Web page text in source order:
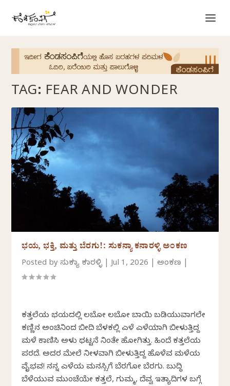
TAG: FEAR AND WONDER
ಭಯ, ಭಕ್ತಿ, ಮತ್ತು ಬೆರಗು!: ಸುಕನ್ಯಾ ಕನಾರಳ್ಳಿ ಅಂಕಣ
Posted byಸುಕನ್ಯಾ ಕನಾರಳ್ಳಿ |Jul 1, 2026 |ಅಂಕಣ
ಕತ್ತಲೆಯ ಭಯದಲ್ಲಿ ಲಬೋ ಲಬೋ ಬಾಯಿ ಬಡಿಯುವಾಗಲೇ
ಕಣ್ಣಿನ ಅಂಚಿನಿಂದ ಬೀದಿ ಬೆಳಕಲ್ಲಿ ಎಳೆ ಎಳೆಯಾಗಿ ಬೀಳುತ್ತಿದ್ದ
ಮಳೆ ಕಾಣಿಸಿ ಅಳು ಥಟ್ಟನೆ ನಿಂತೇ ಹೋಗಿತ್ತು. ಹಿಂದೆ ಕತ್ತಲೆಯ
ಪರದೆ. ಅದರ ಮೇಲೆ ನೀಳವಾಗಿ ಬೀಳುತ್ತಿದ್ದ ಹೊಳೆವ ಮಳೆಯ
ವೈಭವ! ನನ್ನ ಎಳೆಯ ಮನಸ್ಸಿಗೆ ಬೆರಗೋ ಬೆರಗು. ಬುದ್ಧಿ
ಬೆಳೆಯುವ ಮುಂಚೆಯೇ ಕತ್ತಲೆ, ಗುಮ್ಮ, ದೆವ್ವ ಇತ್ಯಾದಿಗಳ ಬಗ್ಗೆ